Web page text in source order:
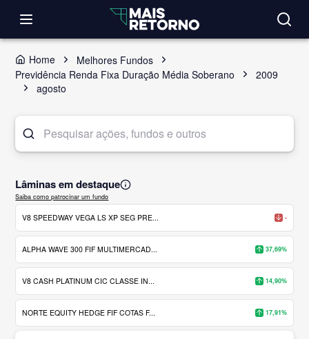
Home
Melhores Fundos
Previdência Renda Fixa Duração Média Soberano
2009
agosto
Lâminas em destaque
Saiba como patrocinar um fundo
V8 SPEEDWAY VEGA LS XP SEG PRE... -
ALPHA WAVE 300 FIF MULTIMERCAD... 37,69%
V8 CASH PLATINUM CIC CLASSE IN... 14,90%
NORTE EQUITY HEDGE FIF COTAS F... 17,91%